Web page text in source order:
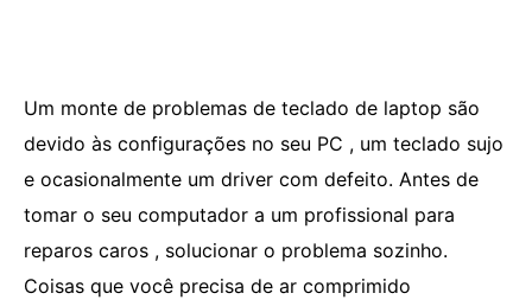
Um monte de problemas de teclado de laptop são
devido às configurações no seu PC , um teclado sujo
e ocasionalmente um driver com defeito. Antes de
tomar o seu computador a um profissional para
reparos caros , solucionar o problema sozinho.
Coisas que você precisa de ar comprimido